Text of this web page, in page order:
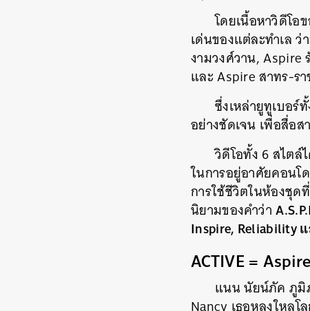
โดยเนื้อหาวิดีโอ
เด่นของแต่ละทำเล
งามวงศ์วาน, Aspire
และ Aspire สาทร-ร
ซึ่งเหล่ายูทูเบอ
อย่างชัดเจน เพื่อสื่อ
วิดีโอทั้ง 6 สไตล์
ในการอยู่อาศัยคอนโ
การใช้ชีวิตในห้องชุด
นิยามของคำว่า
Inspire, Reliability
ACTIVE =
แนน นัยน์ภัค ภูมิ